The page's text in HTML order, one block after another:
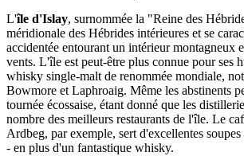
L'île d'Islay, surnommée la "Reine des
méridionale des Hébrides intérieures et se
accidentée entourant un intérieur montagneux
vents. L'île est peut-être plus connue pour ses
whisky single-malt de renommée mondiale,
Bowmore et Laphroaig. Même les abstinents
tournée écossaise, étant donné que les
nombre des meilleurs restaurants de l'île. Le
Ardbeg, par exemple, sert d'excellentes soupes
- en plus d'un fantastique whisky.